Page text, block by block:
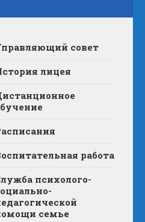
совет
лицея
работа
психолого-
семье